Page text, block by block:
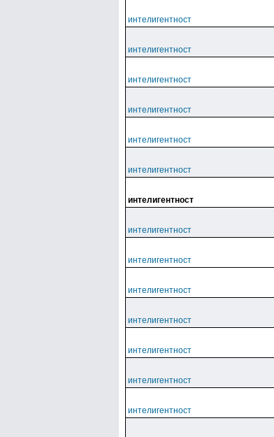
интелигентност
интелигентност
интелигентност
интелигентност
интелигентност
интелигентност
интелигентност
интелигентност
интелигентност
интелигентност
интелигентност
интелигентност
интелигентност
интелигентност